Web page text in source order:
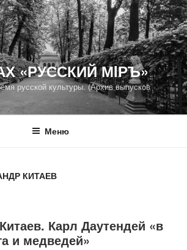
«РУССКИЙ МIРЪ»
русской культуры. (Архив выпусков
Меню
КИТАЕВ
Карл Даутендей «в
и медведей»